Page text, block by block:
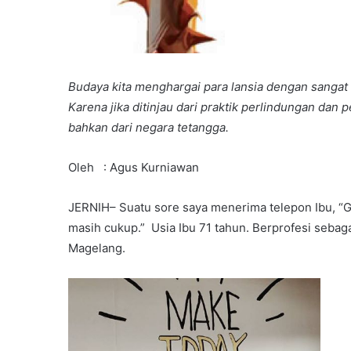
Budaya kita menghargai para lansia dengan
Karena jika ditinjau dari praktik perlindungan dan
bahkan dari negara tetangga.
Oleh : Agus Kurniawan
JERNIH– Suatu sore saya menerima telepon Ibu,
masih cukup.” Usia Ibu 71 tahun. Berprofesi
Magelang.